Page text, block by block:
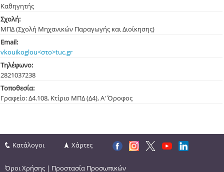
Καθηγητής
Σχολή:
ΜΠΔ (Σχολή Μηχανικών Παραγωγής και Διοίκησης)
Email:
vkouikoglou<στο>tuc.gr
Τηλέφωνο:
2821037238
Τοποθεσία:
Γραφείο: Δ4.108, Κτίριο ΜΠΔ (Δ4), Α' Όροφος
Κατάλογοι Χάρτες
Όροι Χρήσης | Προστασία Προσωπικών